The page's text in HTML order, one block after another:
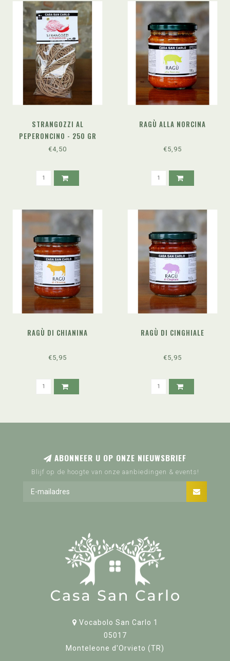
STRANGOZZI AL
PEPERONCINO - 250 GR
€4,50
RAGÙ ALLA NORCINA
€5,95
RAGÙ DI CHIANINA
€5,95
RAGÙ DI CINGHIALE
€5,95
ABONNEER U OP ONZE NIEUWSBRIEF
Blijf op de hoogte van onze aanbiedingen & events!
Vocabolo San Carlo 1
05017
Monteleone d'Orvieto (TR)